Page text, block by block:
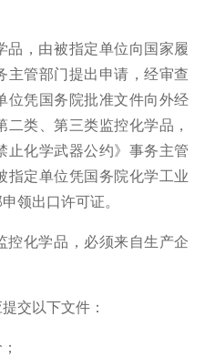
，由被指定单位向国家履
主管部门提出申请，经审查
位凭国务院批准文件向外经
类、第三类监控化学品，
止化学武器公约》事务主管
指定单位凭国务院化学工业
领出口许可证。
化学品，必须来自生产企
交以下文件：